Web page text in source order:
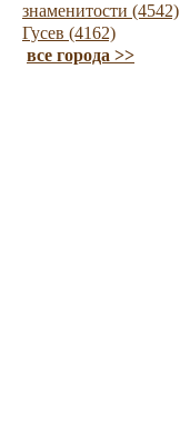
знаменитости (4542)
Гусев (4162)
все города >>